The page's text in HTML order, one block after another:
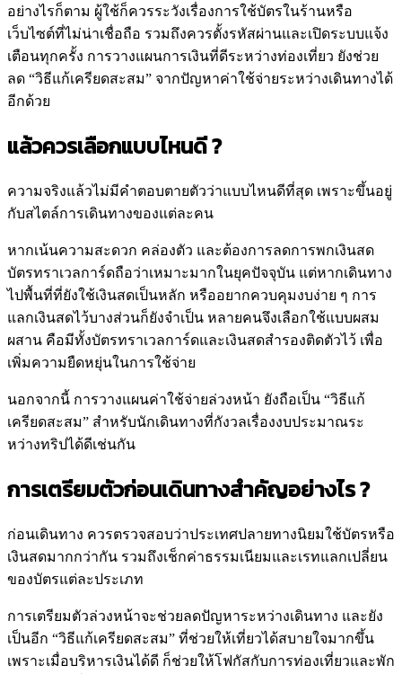
อย่างไรก็ตาม ผู้ใช้ก็ควรระวังเรื่องการใช้บัตรในร้านหรือ
เว็บไซต์ที่ไม่น่าเชื่อถือ รวมถึงควรตั้งรหัสผ่านและเปิดระบบแจ้ง
เตือนทุกครั้ง การวางแผนการเงินที่ดีระหว่างท่องเที่ยว ยังช่วย
ลด “วิธีแก้เครียดสะสม” จากปัญหาค่าใช้จ่ายระหว่างเดินทางได้
อีกด้วย
แล้วควรเลือกแบบไหนดี ?
ความจริงแล้วไม่มีคำตอบตายตัวว่าแบบไหนดีที่สุด เพราะขึ้นอยู่
กับสไตล์การเดินทางของแต่ละคน
หากเน้นความสะดวก คล่องตัว และต้องการลดการพกเงินสด
บัตรทราเวลการ์ดถือว่าเหมาะมากในยุคปัจจุบัน แต่หากเดินทาง
ไปพื้นที่ที่ยังใช้เงินสดเป็นหลัก หรืออยากควบคุมงบง่าย ๆ การ
แลกเงินสดไว้บางส่วนก็ยังจำเป็น หลายคนจึงเลือกใช้แบบผสม
ผสาน คือมีทั้งบัตรทราเวลการ์ดและเงินสดสำรองติดตัวไว้ เพื่อ
เพิ่มความยืดหยุ่นในการใช้จ่าย
นอกจากนี้ การวางแผนค่าใช้จ่ายล่วงหน้า ยังถือเป็น “วิธีแก้
เครียดสะสม” สำหรับนักเดินทางที่กังวลเรื่องงบประมาณระ
หว่างทริปได้ดีเช่นกัน
การเตรียมตัวก่อนเดินทางสำคัญอย่างไร ?
ก่อนเดินทาง ควรตรวจสอบว่าประเทศปลายทางนิยมใช้บัตรหรือ
เงินสดมากกว่ากัน รวมถึงเช็กค่าธรรมเนียมและเรทแลกเปลี่ยน
ของบัตรแต่ละประเภท
การเตรียมตัวล่วงหน้าจะช่วยลดปัญหาระหว่างเดินทาง และยัง
เป็นอีก “วิธีแก้เครียดสะสม” ที่ช่วยให้เที่ยวได้สบายใจมากขึ้น
เพราะเมื่อบริหารเงินได้ดี ก็ช่วยให้โฟกัสกับการท่องเที่ยวและพัก